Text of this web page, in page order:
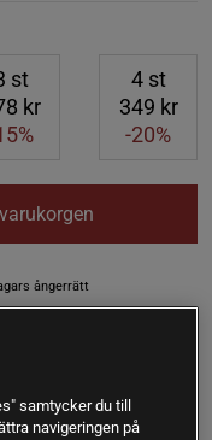
st
kr
4st
349 kr
-20%
ångerrätt
och 100 %
fri från tillsatser och
samtycker du till
navigeringen på